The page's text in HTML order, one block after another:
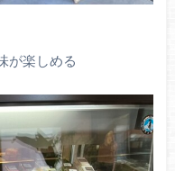
が楽しめる